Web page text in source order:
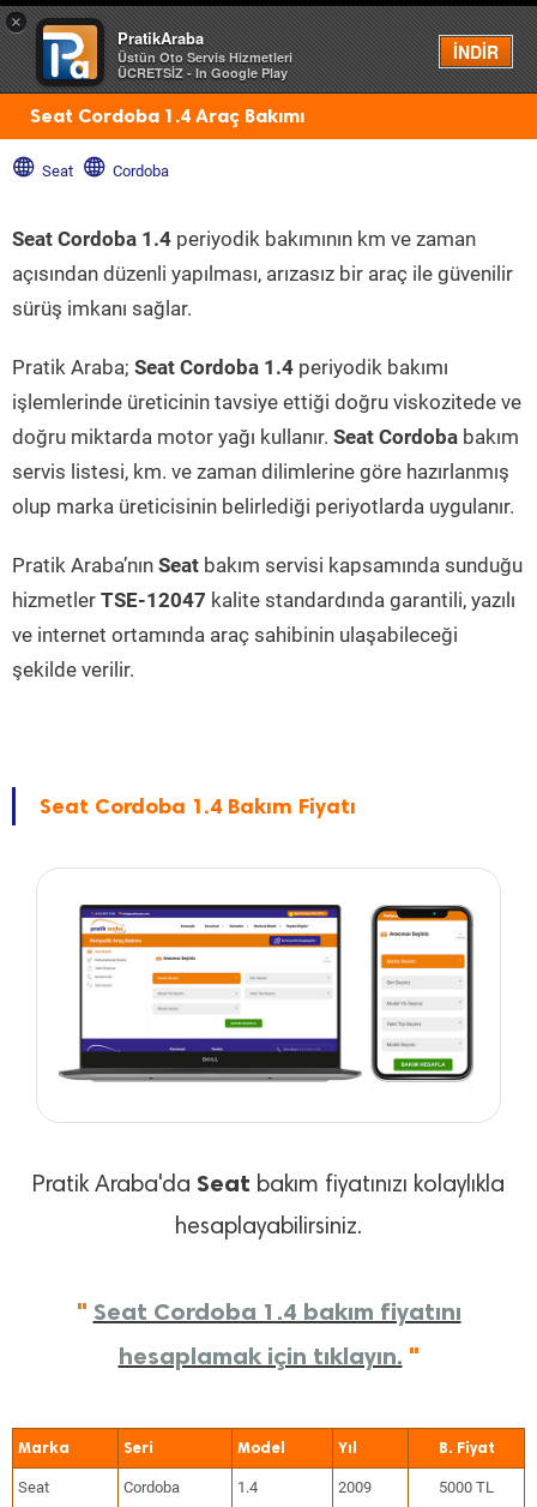
×
PratikAraba
Üstün Oto Servis Hizmetleri
ÜCRETSİZ - In Google Play
İNDİR
Menü
Seat Cordoba 1.4 Araç Bakımı
Seat Cordoba
Seat Cordoba 1.4 periyodik bakımının km ve zaman
açısından düzenli yapılması, arızasız bir araç ile güvenilir
sürüş imkanı sağlar.
Pratik Araba; Seat Cordoba 1.4 periyodik bakımı
işlemlerinde üreticinin tavsiye ettiği doğru viskozitede ve
doğru miktarda motor yağı kullanır. Seat Cordoba bakım
servis listesi, km. ve zaman dilimlerine göre hazırlanmış
olup marka üreticisinin belirlediği periyotlarda uygulanır.
Pratik Araba’nın Seat bakım servisi kapsamında sunduğu
hizmetler TSE-12047 kalite standardında garantili, yazılı
ve internet ortamında araç sahibinin ulaşabileceği
şekilde verilir.
Seat Cordoba 1.4 Bakım Fiyatı
Pratik Araba'da Seat bakım fiyatınızı kolaylıkla
hesaplayabilirsiniz.
" Seat Cordoba 1.4 bakım fiyatını
hesaplamak için tıklayın. "
Marka Seri Model Yıl
Seat Cordoba 1.4 2009 5000 TL